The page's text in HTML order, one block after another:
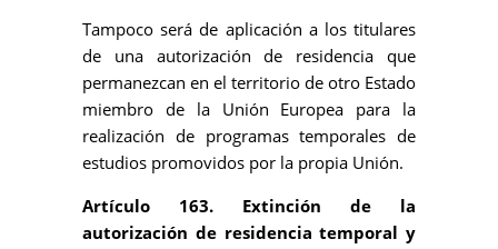
Tampoco será de aplicación a los titulares
de una autorización de residencia que
permanezcan en el territorio de otro Estado
miembro de la Unión Europea para la
realización de programas temporales de
estudios promovidos por la propia Unión.
Artículo 163. Extinción de la
autorización de residencia temporal y